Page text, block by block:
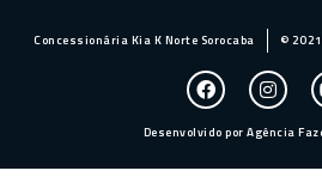
Concessionária Kia K Norte Sorocaba ©
Desenvolvido por Agência